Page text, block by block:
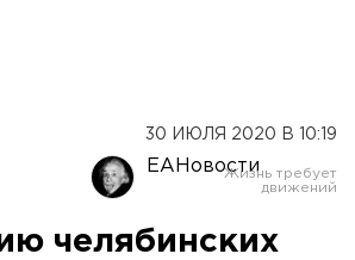
30 ИЮЛЯ 2020 В 10:19
ЕАНовости
челябинских